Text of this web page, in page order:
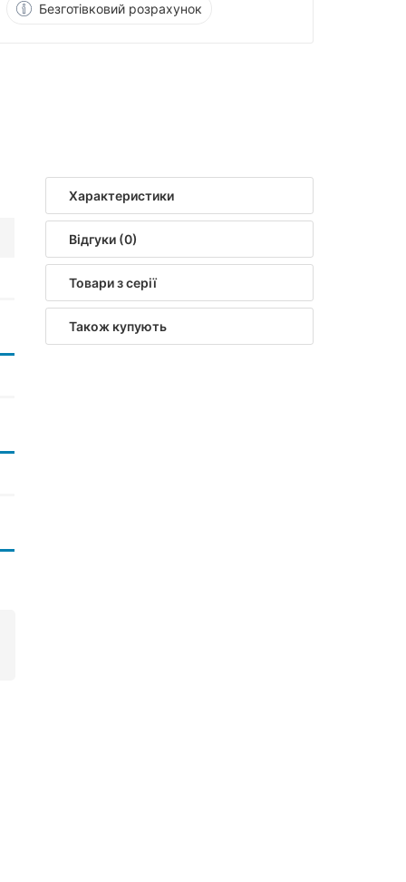
Безготівковий розрахунок
Характеристики
Відгуки (0)
Товари з серії
Також купують